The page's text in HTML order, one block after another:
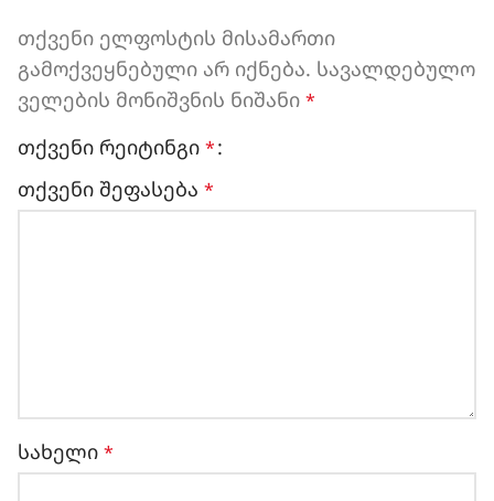
თქვენი ელფოსტის მისამართი
გამოქვეყნებული არ იქნება. სავალდებულო
ველების მონიშვნის ნიშანი *
თქვენი რეიტინგი *
თქვენი შეფასება *
სახელი *